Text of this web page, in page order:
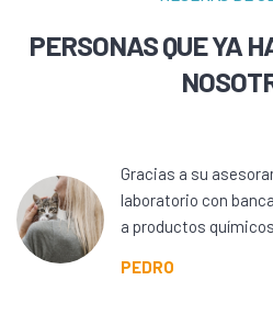
PERSONAS QUE YA
Gracias a su
laboratorio con
a productos
PEDRO